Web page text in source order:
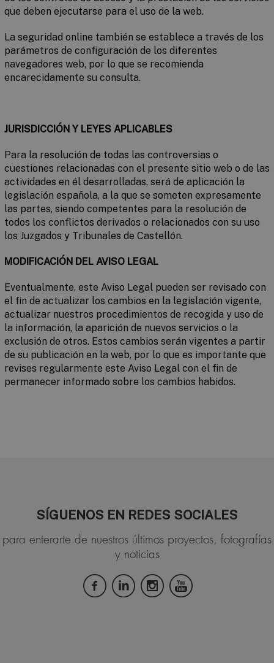
que deben ejecutarse para el uso de la web.
La seguridad online también se establece a través de los
parámetros de configuración de los diferentes
navegadores web, por lo que se recomienda
encarecidamente su consulta.
JURISDICCIÓN Y LEYES APLICABLES
Para la resolución de todas las controversias o
cuestiones relacionadas con el presente sitio web o de las
actividades en él desarrolladas, será de aplicación la
legislación española, a la que se someten expresamente
las partes, siendo competentes para la resolución de
todos los conflictos derivados o relacionados con su uso
los Juzgados y Tribunales de Castellón.
MODIFICACIÓN DEL AVISO LEGAL
Eventualmente, este Aviso Legal pueden ser revisado con
el fin de actualizar los cambios en la legislación vigente,
actualizar nuestros procedimientos de recogida y uso de
la información, la aparición de nuevos servicios o la
exclusión de otros. Estos cambios serán vigentes a partir
de su publicación en la web, por lo que es importante que
revises regularmente este Aviso Legal con el fin de
permanecer informado sobre los cambios habidos.
SÍGUENOS EN REDES SOCIALES
para enterarte de nuestros últimos proyectos, fotografías
y noticias